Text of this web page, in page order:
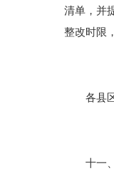
清单，并
整改时限
各县区
十一、